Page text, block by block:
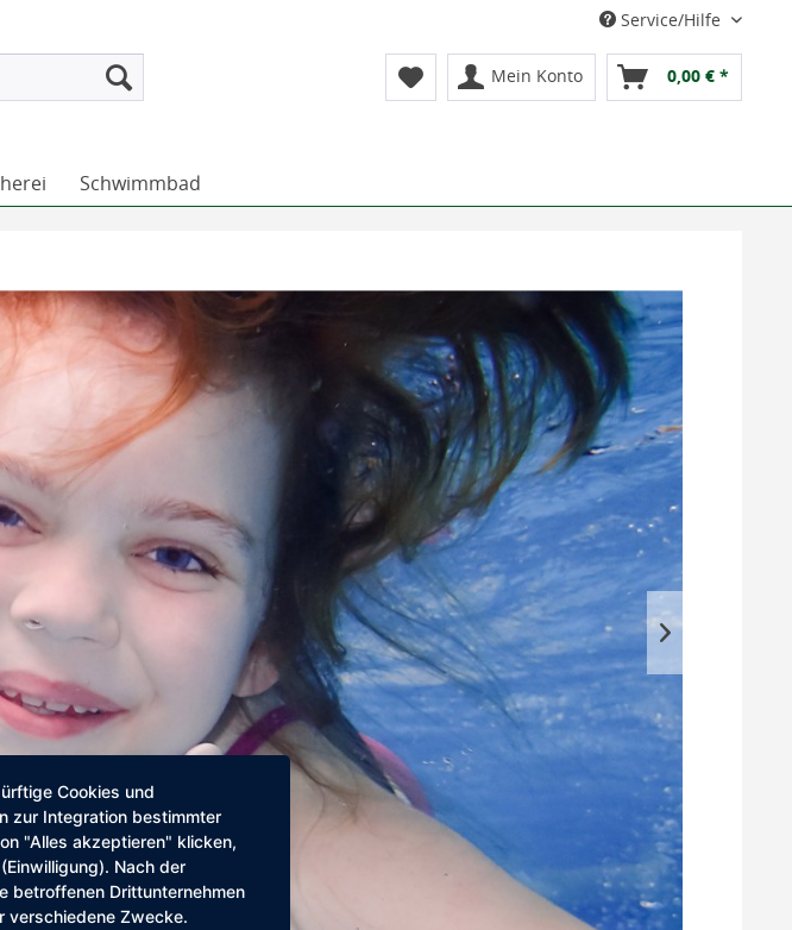
Service/Hilfe
Mein Konto 0,00 € *
Schwimmbad
Cookies und
zur Integration bestimmter
"Alles akzeptieren" klicken,
Nach der
betroffenen Drittunternehmen
verschiedene Zwecke.